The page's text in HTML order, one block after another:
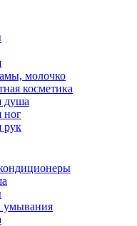
молочко
косметика
душа
ног
рук
умывания